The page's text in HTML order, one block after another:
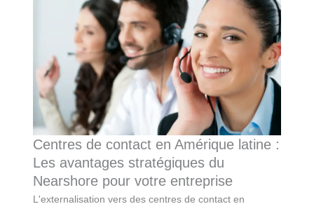
Centres de contact en Amérique latine :
Les avantages stratégiques du
Nearshore pour votre entreprise
L'externalisation vers des centres de contact en